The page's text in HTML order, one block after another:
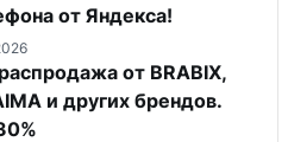
от Яндекса!
от BRABIX,
и других брендов.